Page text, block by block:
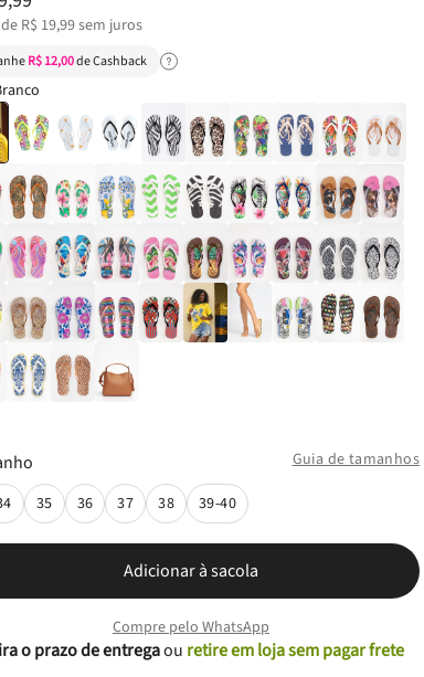
R$ 19,99sem juros
R$ 12,00de Cashback
Guia de tamanhos
35 36 37 38 39-40
Adicionar à sacola
Compre pelo WhatsApp
o prazo de entregaou retire em loja sem pagar frete